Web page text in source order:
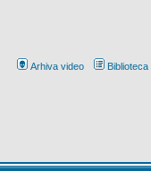
Arhiva video Biblioteca